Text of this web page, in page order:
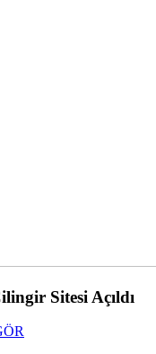
Sitesi Açıldı